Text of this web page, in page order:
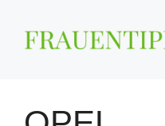
Inhalt
springen